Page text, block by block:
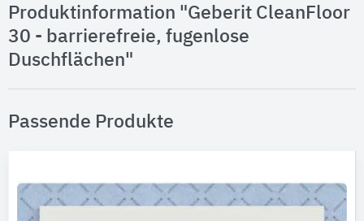
Produktinformation "Geberit CleanFloor
30 - barrierefreie, fugenlose
Duschflächen"
Passende Produkte